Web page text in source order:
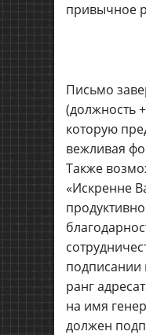
привычное
Письмо
(должность
которую
вежливая
Также
«Искренне
подписании
ранг
на имя
должен